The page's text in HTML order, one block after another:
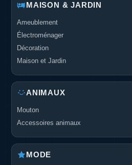
MAISON & JARDIN
Ameublement
Électroménager
Décoration
Maison et Jardin
ANIMAUX
Mouton
Accessoires animaux
MODE